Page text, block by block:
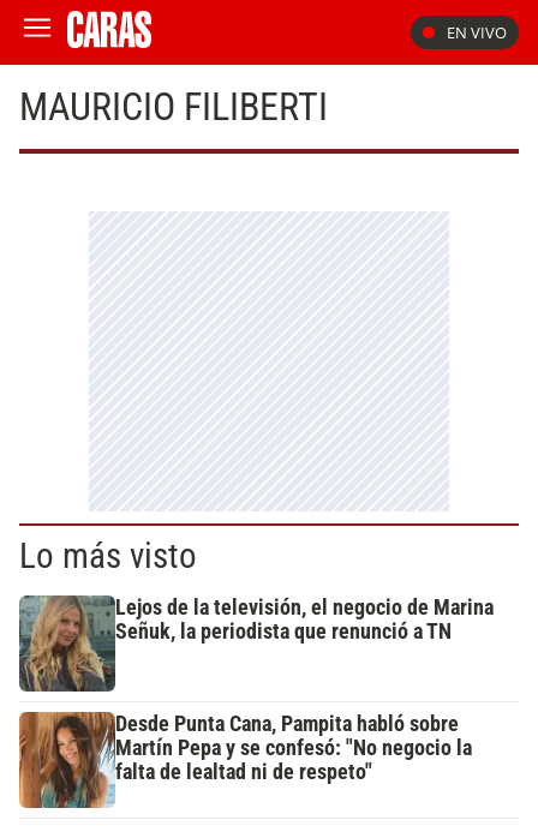
EN VIVO
MAURICIO FILIBERTI
Lo más visto
Lejos de la televisión, el negocio de Marina
Señuk, la periodista que renunció a TN
Desde Punta Cana, Pampita habló sobre
Martín Pepa y se confesó: "No negocio la
falta de lealtad ni de respeto"